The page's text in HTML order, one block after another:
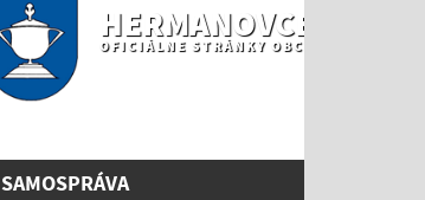
HERMANOVCE NAD
OFICIÁLNE STRÁNKY OBCE
SAMOSPRÁVA